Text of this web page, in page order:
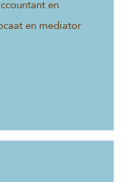
en
en mediator